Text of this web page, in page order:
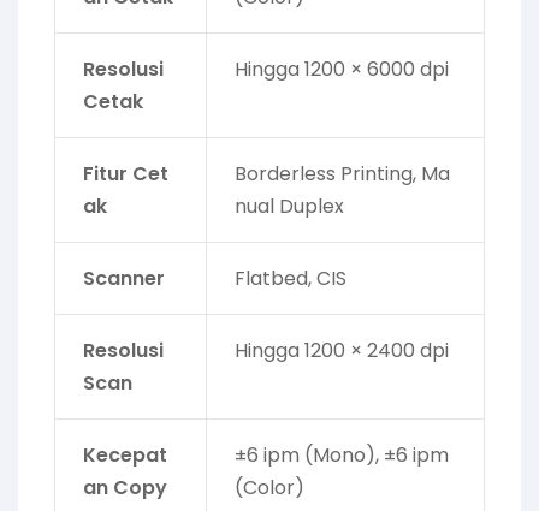
Resolusi
Cetak
Hingga 1200 × 6000 dpi
Fitur Cet
ak
Borderless Printing, Ma
nual Duplex
Scanner Flatbed, CIS
Resolusi
Scan
Hingga 1200 × 2400 dpi
Kecepat
an Copy
±6 ipm (Mono), ±6 ipm
(Color)